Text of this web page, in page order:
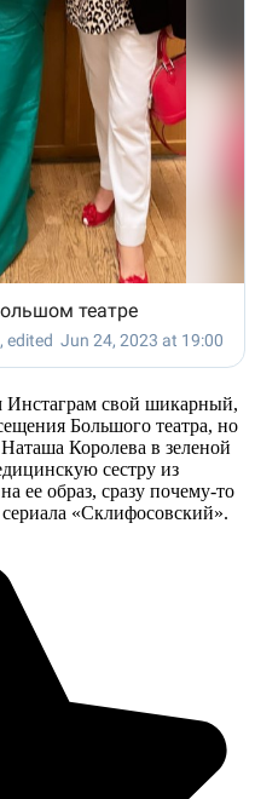
Инстаграм свой шикарный,
Большого театра, но
Королева в зеленой
сестру из
ее образ, сразу почему-то
«Склифосовский».